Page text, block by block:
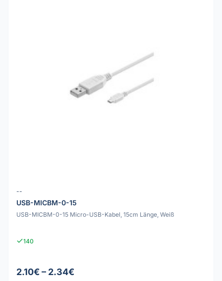
--
USB-MICBM-0-15
USB-MICBM-0-15 Micro-USB-Kabel, 15cm Länge, Weiß
140
2.10€ – 2.34€